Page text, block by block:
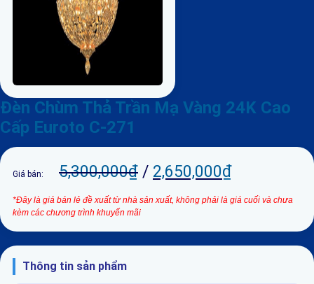
Đèn Chùm Thả Trần Mạ Vàng 24K Cao
Cấp Euroto C-271
Giá bán: 5,300,000₫ / 2,650,000₫
*Đây là giá bán lẻ đề xuất từ nhà sản xuất, không phải là giá cuối và chưa
kèm các chương trình khuyến mãi
Thông tin sản phẩm